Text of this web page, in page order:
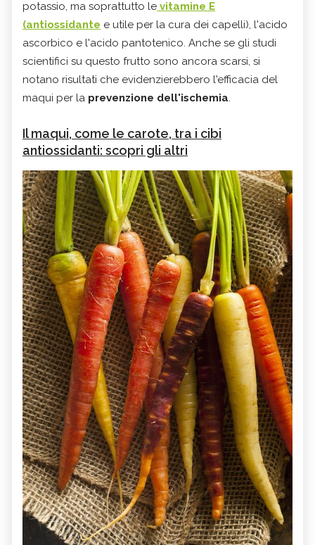
potassio, ma soprattutto le vitamine E
(antiossidante e utile per la cura dei capelli), l'acido
ascorbico e l'acido pantotenico. Anche se gli studi
scientifici su questo frutto sono ancora scarsi, si
notano risultati che evidenzierebbero l'efficacia del
maqui per la prevenzione dell'ischemia.
Il maqui, come le carote, tra i cibi
antiossidanti: scopri gli altri